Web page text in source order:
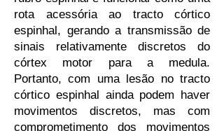
rota acessória ao tracto córtico
espinhal, gerando a transmissão de
sinais relativamente discretos do
córtex motor para a medula.
Portanto, com uma lesão no tracto
córtico espinhal ainda podem haver
movimentos discretos, mas com
comprometimento dos movimentos